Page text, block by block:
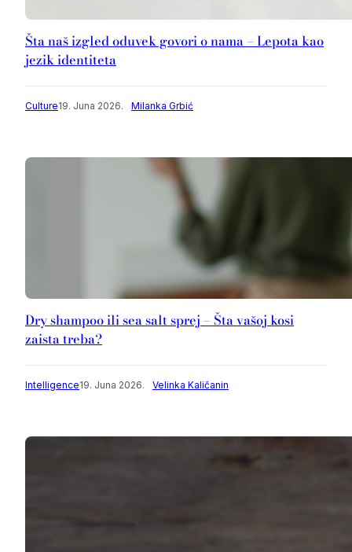
Šta naš izgled oduvek govori o nama – Lepota kao
jezik identiteta
Culture19. Juna 2026. Milanka Grbić
Dry shampoo ili sea salt sprej – Šta vašoj kosi
zaista treba?
Intelligence19. Juna 2026. Velinka Kaličanin